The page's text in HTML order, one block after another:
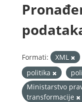
Formati: XML
politika
Ministarstvo
transformacije